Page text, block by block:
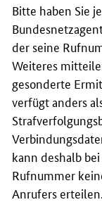
Bitte haben Sie
der seine
Weiteres
gesonderte
verfügt anders
kann deshalb
Rufnummer
Anrufers erteilen.